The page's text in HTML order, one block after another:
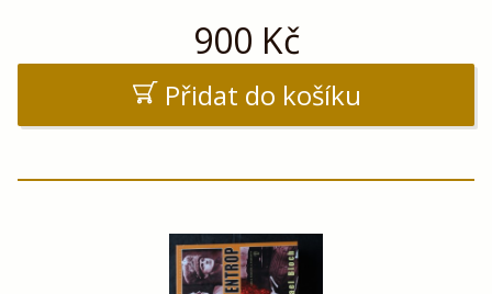
900 Kč
Přidat do košíku